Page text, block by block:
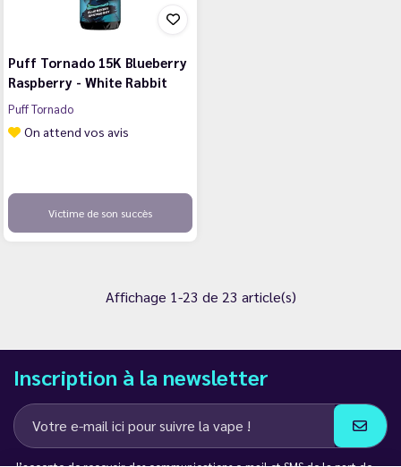
Puff Tornado 15K Blueberry
Raspberry - White Rabbit
Puff Tornado
On attend vos avis
Victime de son succès
Affichage 1-23 de 23 article(s)
Inscription à la newsletter